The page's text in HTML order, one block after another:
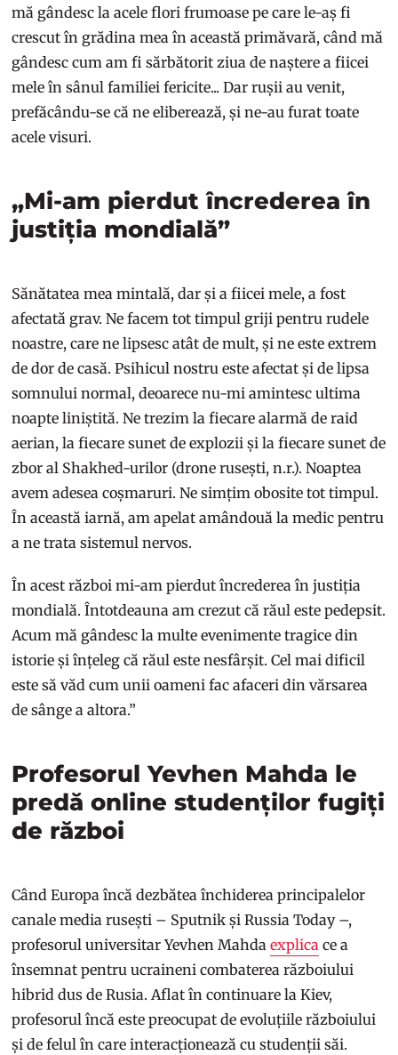
mă gândesc la acele flori frumoase pe care le-aș fi
crescut în grădina mea în această primăvară, când mă
gândesc cum am fi sărbătorit ziua de naștere a fiicei
mele în sânul familiei fericite... Dar rușii au venit,
prefăcându-se că ne eliberează, și ne-au furat toate
acele visuri.
„Mi-am pierdut încrederea în
justiția mondială”
Sănătatea mea mintală, dar și a fiicei mele, a fost
afectată grav. Ne facem tot timpul griji pentru rudele
noastre, care ne lipsesc atât de mult, și ne este extrem
de dor de casă. Psihicul nostru este afectat și de lipsa
somnului normal, deoarece nu-mi amintesc ultima
noapte liniștită. Ne trezim la fiecare alarmă de raid
aerian, la fiecare sunet de explozii și la fiecare sunet de
zbor al Shakhed-urilor (drone rusești, n.r.). Noaptea
avem adesea coșmaruri. Ne simțim obosite tot timpul.
În această iarnă, am apelat amândouă la medic pentru
a ne trata sistemul nervos.
În acest război mi-am pierdut încrederea în justiția
mondială. Întotdeauna am crezut că răul este pedepsit.
Acum mă gândesc la multe evenimente tragice din
istorie și înțeleg că răul este nesfârșit. Cel mai dificil
este să văd cum unii oameni fac afaceri din vărsarea
de sânge a altora.”
Profesorul Yevhen Mahda le
predă online studenților fugiți
de război
Când Europa încă dezbătea închiderea principalelor
canale media rusești – Sputnik și Russia Today –,
profesorul universitar Yevhen Mahdaexplica ce a
însemnat pentru ucraineni combaterea războiului
hibrid dus de Rusia. Aflat în continuare la Kiev,
profesorul încă este preocupat de evoluțiile războiului
și de felul în care interacționează cu studenții săi.